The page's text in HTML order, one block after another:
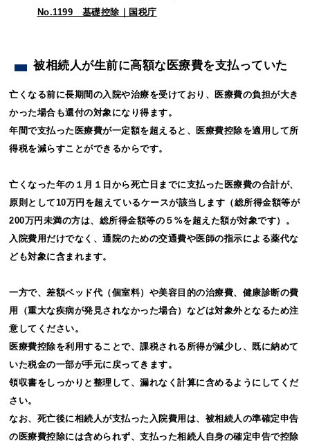
No.1199 基礎控除｜国税庁
被相続人が生前に高額な医療費を支払っていた
亡くなる前に長期間の入院や治療を受けており、医療費の負担が大き
かった場合も還付の対象になり得ます。
年間で支払った医療費が一定額を超えると、医療費控除を適用して所
得税を減らすことができるからです。
亡くなった年の１月１日から死亡日までに支払った医療費の合計が、
原則として10万円を超えているケースが該当します（総所得金額等が
200万円未満の方は、総所得金額等の５%を超えた額が対象です）。
入院費用だけでなく、通院のための交通費や医師の指示による薬代な
ども対象に含まれます。
一方で、差額ベッド代（個室料）や美容目的の治療費、健康診断の費
用（重大な疾病が発見されなかった場合）などは対象外となるため注
意してください。
医療費控除を利用することで、課税される所得が減少し、既に納めて
いた税金の一部が手元に戻ってきます。
領収書をしっかりと整理して、漏れなく計算に含めるようにしてくだ
さい。
なお、死亡後に相続人が支払った入院費用は、被相続人の準確定申告
の医療費控除には含められず、支払った相続人自身の確定申告で控除